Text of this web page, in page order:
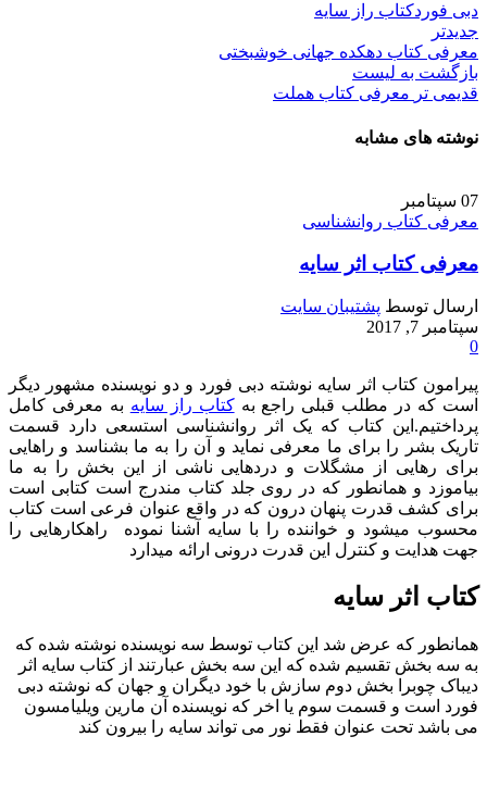
دبی فوردکتاب راز سایه
جدیدتر
معرفی کتاب دهکده جهانی خوشبختی
بازگشت به لیست
قدیمی تر معرفی کتاب هملت
نوشته های مشابه
07 سپتامبر
معرفی کتاب روانشناسی
معرفی کتاب اثر سایه
ارسال توسط پشتیبان سایت
سپتامبر 7, 2017
0
پیرامون کتاب اثر سایه نوشته دبی فورد و دو نویسنده مشهور دیگر
است که در مطلب قبلی راجع بهکتاب راز سایه به معرفی کامل
پرداختیم.این کتاب که یک اثر روانشناسی استسعی دارد قسمت
تاریک بشر را برای ما معرفی نماید و آن را به ما بشناسد و راهایی
برای رهایی از مشگلات و دردهایی ناشی از این بخش را به ما
بیاموزد و همانطور که در روی جلد کتاب مندرج است کتابی است
برای کشف قدرت پنهان درون که در واقع عنوان فرعی است کتاب
محسوب میشود و خواننده را با سایه آشنا نموده راهکارهایی را
جهت هدایت و کنترل این قدرت درونی ارائه میدارد
کتاب اثر سایه
همانطور که عرض شد این کتاب توسط سه نویسنده نوشته شده که
به سه بخش تقسیم شده که این سه بخش عبارتند از کتاب سایه اثر
دیباک چوبرا بخش دوم سازش با خود دیگران و جهان که نوشته دبی
فورد است و قسمت سوم یا اخر که نویسنده آن مارین ویلیامسون
می باشد تحت عنوان فقط نور می تواند سایه را بیرون کند